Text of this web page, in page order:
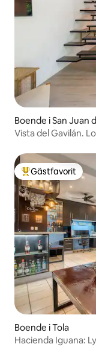
Boende i San Juan
Vista del Gavilán.
Populär
Gästfavorit
Boende i Tola
Hacienda Iguana: